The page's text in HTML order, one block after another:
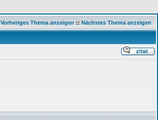
Vorheriges Thema anzeigen :: Nächstes Thema anzeigen